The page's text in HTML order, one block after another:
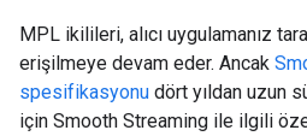
MPL ikilileri, alıcı uygulamanız
erişilmeye devam eder. Ancak
spesifikasyonu dört yıldan uzun
için Smooth Streaming ile ilgili